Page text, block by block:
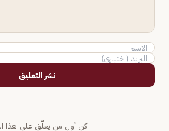
نشر التعليق
كن أول من يعلّق على هذا